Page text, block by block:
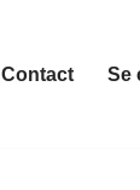
Contact Se